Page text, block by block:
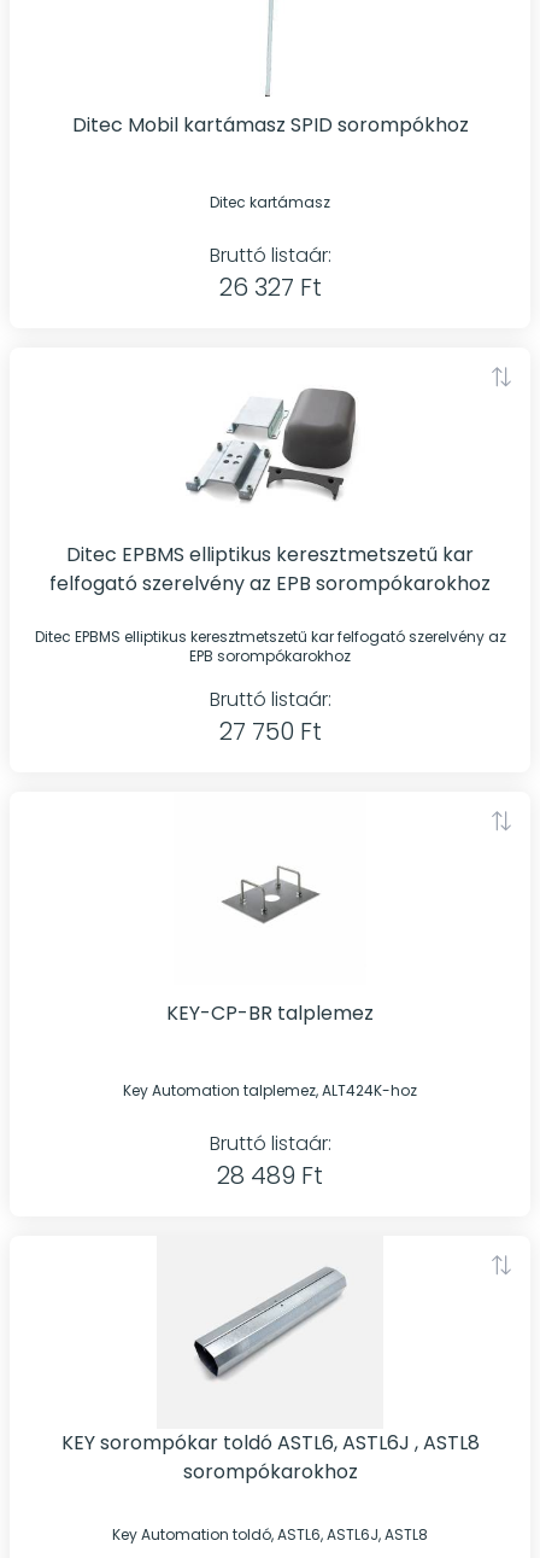
Ditec Mobil kartámasz SPID sorompókhoz
Ditec kartámasz
Bruttó listaár:
26 327 Ft
Ditec EPBMS elliptikus keresztmetszetű kar
felfogató szerelvény az EPB sorompókarokhoz
Ditec EPBMS elliptikus keresztmetszetű kar felfogató szerelvény az
EPB sorompókarokhoz
Bruttó listaár:
27 750 Ft
KEY-CP-BR talplemez
Key Automation talplemez, ALT424K-hoz
Bruttó listaár:
28 489 Ft
KEY sorompókar toldó ASTL6, ASTL6J , ASTL8
sorompókarokhoz
Key Automation toldó, ASTL6, ASTL6J, ASTL8